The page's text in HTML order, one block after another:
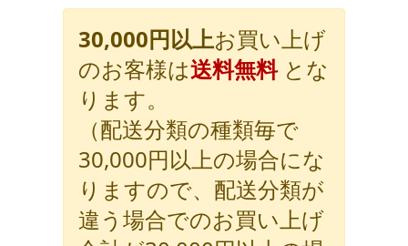
30,000円以上お買い上げ
のお客様は送料無料とな
ります。
（配送分類の種類毎で
30,000円以上の場合にな
りますので、配送分類が
違う場合でのお買い上げ